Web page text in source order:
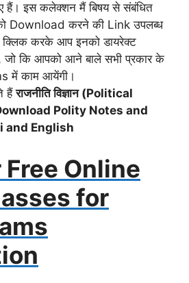
इस कलेक्शन मैं बिषय से संबंधित
Download करने की Link उपलब्ध
क्लिक करके आप इनको डायरेक्ट
कि आपको आने बाले सभी प्रकार के
में काम आयेंगी।
हैंराजनीति विज्ञान (Political
Polity Notes and
and English
Online
for